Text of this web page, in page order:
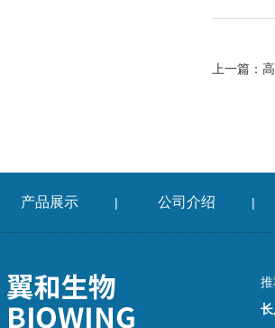
上一篇：
产品展示 | 公司介绍 |